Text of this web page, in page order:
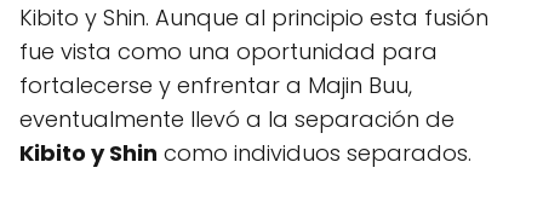
Kibito y Shin. Aunque al principio esta fusión
fue vista como una oportunidad para
fortalecerse y enfrentar a Majin Buu,
eventualmente llevó a la separación de
Kibito y Shin como individuos separados.